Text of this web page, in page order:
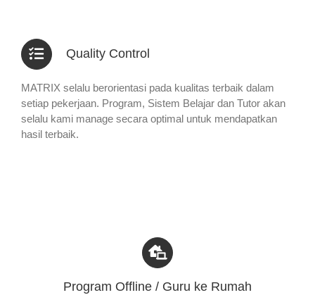
Quality Control
MATRIX selalu berorientasi pada kualitas terbaik dalam
setiap pekerjaan. Program, Sistem Belajar dan Tutor akan
selalu kami manage secara optimal untuk mendapatkan
hasil terbaik.
Program Offline / Guru ke Rumah